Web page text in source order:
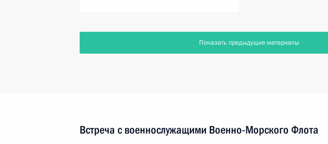
Показать предыдущие материалы
Встреча с военнослужащими Военно-Морского Флота